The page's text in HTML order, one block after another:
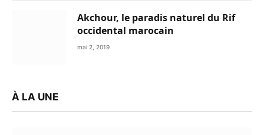
Akchour, le paradis naturel du Rif
occidental marocain
mai 2, 2019
À LA UNE